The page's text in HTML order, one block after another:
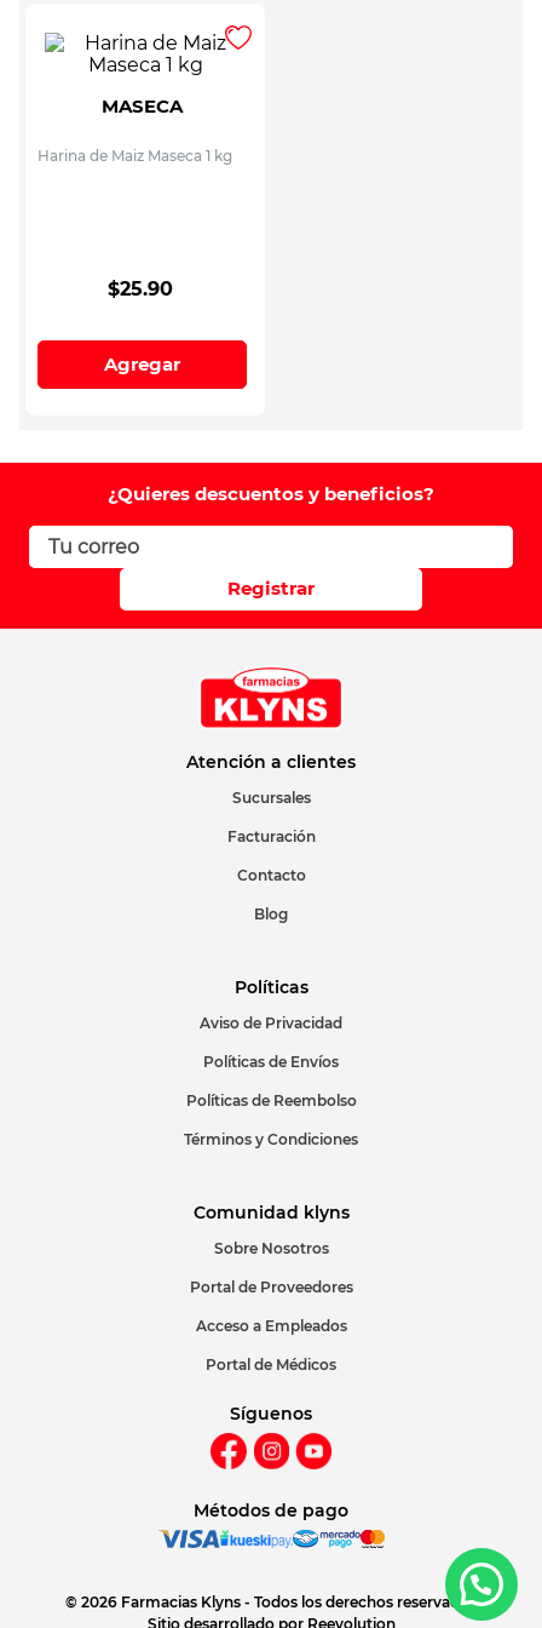
MASECA
Harina de Maiz Maseca 1 kg
$25.90
Agregar
¿Quieres descuentos y beneficios?
Registrar
Atención a clientes
Sucursales
Facturación
Contacto
Blog
Políticas
Aviso de Privacidad
Políticas de Envíos
Políticas de Reembolso
Términos y Condiciones
Comunidad klyns
Sobre Nosotros
Portal de Proveedores
Acceso a Empleados
Portal de Médicos
Síguenos
Métodos de pago
© 2026 Farmacias Klyns - Todos los derechos reservados
Sitio desarrollado por Reevolution